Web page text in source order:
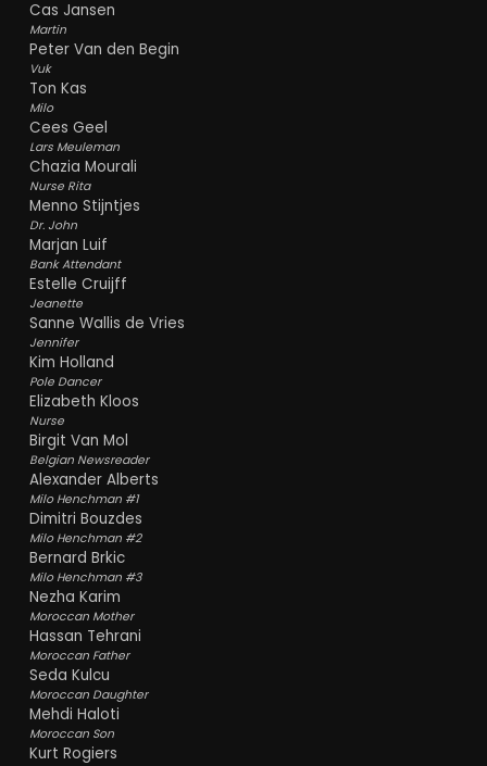
Cas Jansen
Martin
Peter Van den Begin
Vuk
Ton Kas
Milo
Cees Geel
Lars Meuleman
Chazia Mourali
Nurse Rita
Menno Stijntjes
Dr. John
Marjan Luif
Bank Attendant
Estelle Cruijff
Jeanette
Sanne Wallis de Vries
Jennifer
Kim Holland
Pole Dancer
Elizabeth Kloos
Nurse
Birgit Van Mol
Belgian Newsreader
Alexander Alberts
Milo Henchman #1
Dimitri Bouzdes
Milo Henchman #2
Bernard Brkic
Milo Henchman #3
Nezha Karim
Moroccan Mother
Hassan Tehrani
Moroccan Father
Seda Kulcu
Moroccan Daughter
Mehdi Haloti
Moroccan Son
Kurt Rogiers